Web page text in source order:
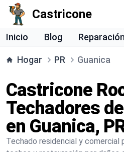
Castricone
Inicio Blog
Hogar PR Guanica
Castricone
Techadores
en Guanica,
Techado residencial y comercial